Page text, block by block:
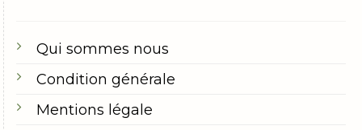
Qui sommes nous
Condition générale
Mentions légale